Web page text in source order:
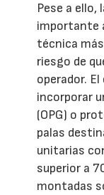
Pese a ello,
importante
técnica
riesgo de
operador.
incorporar
(OPG) o
palas
unitarias
superior a
montadas